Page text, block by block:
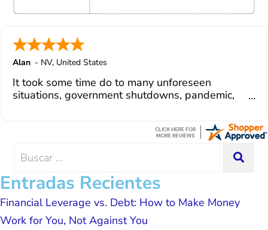
Julio M and Mario have been so helpful
team of professionals who are
courteous, knowledgeable and are
debt management unique to me and my
situation. Each person I have worked
hope. I look forward to better days for
possible because of J Miller, and I am
Alan - NV, United States
It took some time do to many unforeseen
situations, government shutdowns, pandemic,
Search
Entradas Recientes
Financial Leverage vs. Debt: How to Make Money
Work for You, Not Against You